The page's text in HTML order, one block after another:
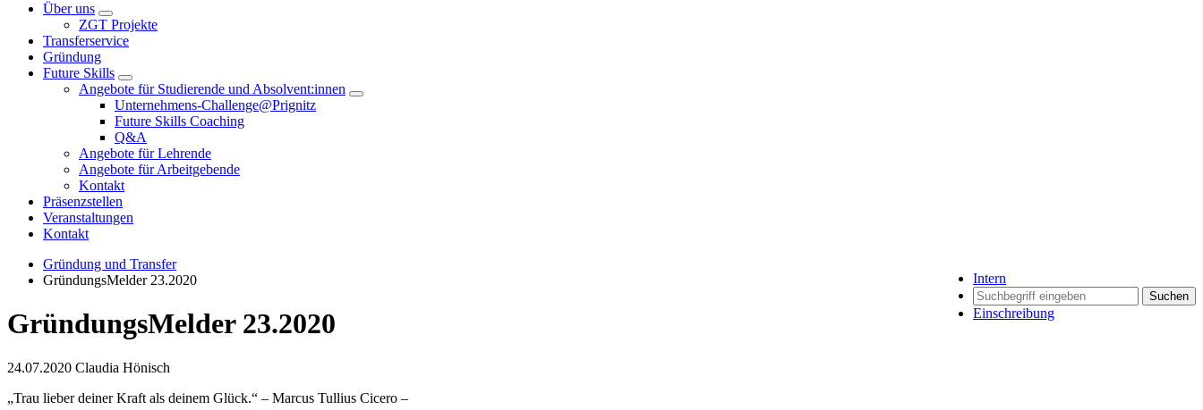
Über uns
ZGT Projekte
Transferservice
Gründung
Future Skills
Angebote für Studierende und Absolvent:innen
Unternehmens-Challenge@Prignitz
Future Skills Coaching
Q&A
Angebote für Lehrende
Angebote für Arbeitgebende
Kontakt
Präsenzstellen
Veranstaltungen
Kontakt
Intern
Suchen
Einschreibung
Gründung und Transfer
GründungsMelder 23.2020
GründungsMelder 23.2020
24.07.2020 Claudia Hönisch
„Trau lieber deiner Kraft als deinem Glück.“ – Marcus Tullius Cicero –